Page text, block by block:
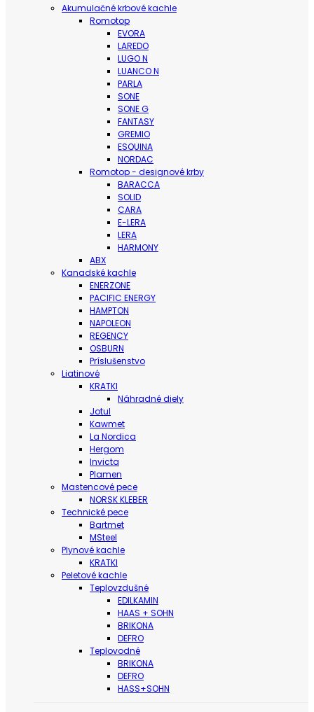
Akumulačné krbové kachle
Romotop
EVORA
LAREDO
LUGO N
LUANCO N
PARLA
SONE
SONE G
FANTASY
GREMIO
ESQUINA
NORDAC
Romotop - designové krby
BARACCA
SOLID
CARA
E-LERA
LERA
HARMONY
ABX
Kanadské kachle
ENERZONE
PACIFIC ENERGY
HAMPTON
NAPOLEON
REGENCY
OSBURN
Príslušenstvo
Liatinové
KRATKI
Náhradné diely
Jotul
Kawmet
La Nordica
Hergom
Invicta
Plamen
Mastencové pece
NORSK KLEBER
Technické pece
Bartmet
MSteel
Plynové kachle
KRATKI
Peletové kachle
Teplovzdušné
EDILKAMIN
HAAS + SOHN
BRIKONA
DEFRO
Teplovodné
BRIKONA
DEFRO
HASS+SOHN